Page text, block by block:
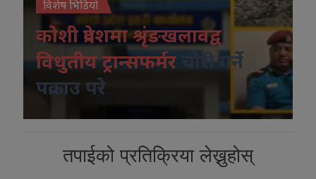
विशेष भिडियो
कोशी प्रदेशमा श्रृंङखलावद्व
विधुतीय ट्रान्सफर्मर
चोरी गर्ने
पक्राउ परे
तपाईको प्रतिक्रिया लेख्नुहोस्